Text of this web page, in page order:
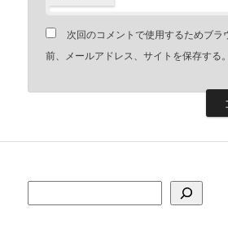
次回のコメントで使用するためブラ
前、メールアドレス、サイトを保存する。